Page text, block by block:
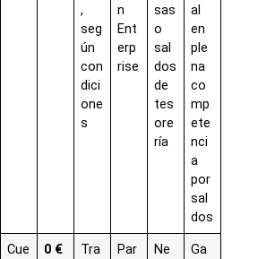
,
seg
ún
con
dici
one
s
n
Ent
erp
rise
sas
o
sal
dos
de
tes
ore
ría
al
en
ple
na
co
mp
ete
nci
a
por
sal
dos
Cue
0 €
Tra
Par
Ne
Ga